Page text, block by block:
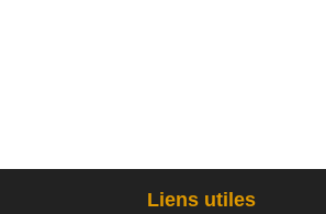
Liens utiles